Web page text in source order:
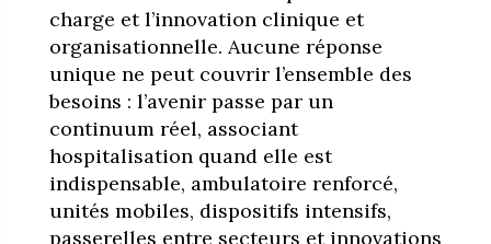
charge et l’innovation clinique et
organisationnelle. Aucune réponse
unique ne peut couvrir l’ensemble des
besoins : l’avenir passe par un
continuum réel, associant
hospitalisation quand elle est
indispensable, ambulatoire renforcé,
unités mobiles, dispositifs intensifs,
passerelles entre secteurs et innovations